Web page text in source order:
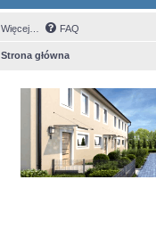
Więcej… FAQ
Strona główna